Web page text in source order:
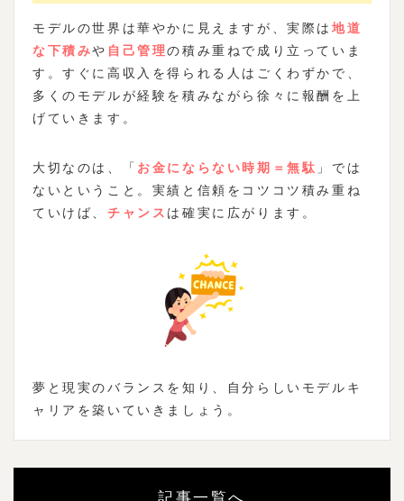
モデルの世界は華やかに見えますが、実際は地道
な下積みや 自己管理の積み重ねで成り立っていま
す。すぐに高収入を得られる人はごくわずかで、
多くのモデルが経験を積みながら徐々に報酬を上
げていきます。
大切なのは、「 お金にならない時期＝無駄 」では
ないということ。実績と信頼をコツコツ積み重ね
ていけば、 チャンス は確実に広がります。
夢と現実のバランスを知り、自分らしいモデルキ
ャリアを築いていきましょう。